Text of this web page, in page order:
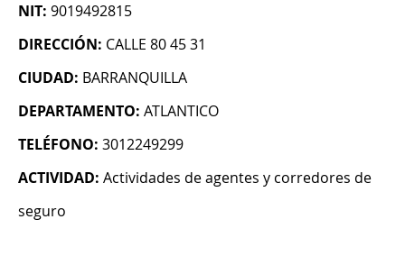
NIT: 9019492815
DIRECCIÓN: CALLE 80 45 31
CIUDAD: BARRANQUILLA
DEPARTAMENTO: ATLANTICO
TELÉFONO: 3012249299
ACTIVIDAD: Actividades de agentes y corredores de
seguro